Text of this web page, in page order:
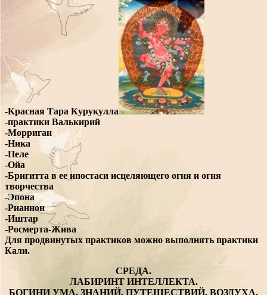
-Красная Тара Курукулла
-практики Валькирий
-Морриган
-Ника
-Пеле
-Ойа
-Бригитта в ее ипостаси исцеляющего огня и огня
творчества
-Эпона
-Рианнон
-Иштар
-Росмерта-Жива
Для продвинутых практиков можно выполнять практики
Кали.
СРЕДА.
ЛАБИРИНТ ИНТЕЛЛЕКТА.
БОГИНИ УМА, ЗНАНИЙ, ПУТЕШЕСТВИЙ, ВОЗДУХА.